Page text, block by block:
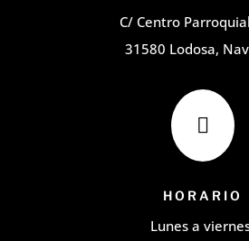
C/ Centro
31580 Lodosa,

HORARIO
Lunes a